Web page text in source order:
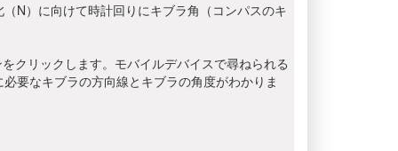
N）に向けて時計回りにキブラ角（コンパスのキ
クリックします。モバイルデバイスで尋ねられる
要なキブラの方向線とキブラの角度がわかりま